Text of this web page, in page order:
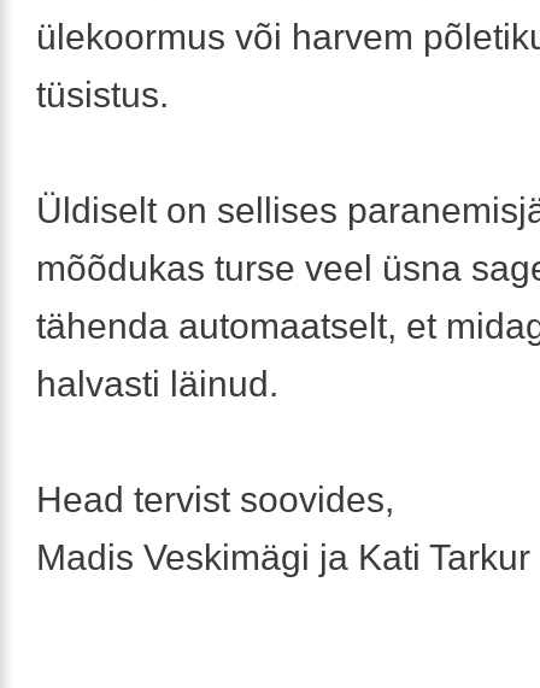
ülekoormus või harvem
tüsistus.
Üldiselt on sellises
mõõdukas turse veel üsna
tähenda automaatselt, et
halvasti läinud.
Head tervist soovides,
Madis Veskimägi ja Kati